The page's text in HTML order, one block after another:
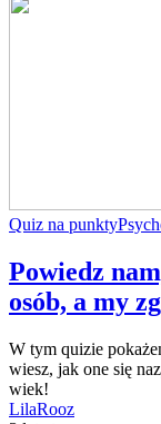
Quiz na punkty
Powiedz
osób, a my
W tym quizie
wiesz, jak one się
wiek!
LilaRooz